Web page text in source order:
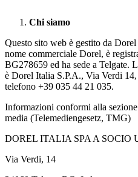
Chi siamo
Questo sito web è gestito da
nome commerciale Dorel, è
BG278659 ed ha sede a Telgate.
è Dorel Italia S.P.A., Via Verdi
telefono +39 035 44 21 035.
Informazioni conformi alla
media (Telemediengesetz, TMG)
DOREL ITALIA SPA A SOCIO
Via Verdi, 14